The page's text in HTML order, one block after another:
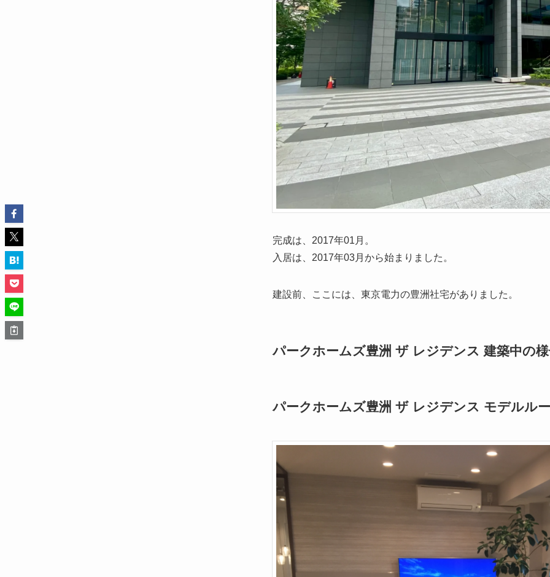
完成は、2017年01月。
入居は、2017年03月から始まりました。
建設前、ここには、東京電力の豊洲社宅がありました。
パークホームズ豊洲 ザ レジデンス 建築中の
パークホームズ豊洲 ザ レジデンス モデルル